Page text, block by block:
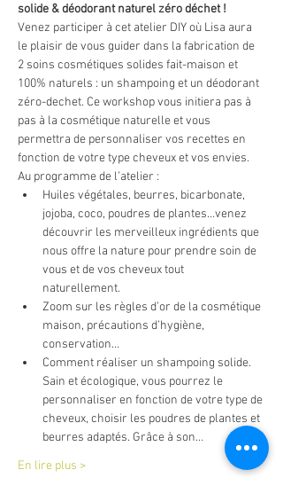
solide & déodorant naturel zéro déchet !
Venez participer à cet atelier DIY où Lisa aura
le plaisir de vous guider dans la fabrication de
2 soins cosmétiques solides fait-maison et
100% naturels : un shampoing et un déodorant
zéro-dechet. Ce workshop vous initiera pas à
pas à la cosmétique naturelle et vous
permettra de personnaliser vos recettes en
fonction de votre type cheveux et vos envies.
Au programme de l’atelier :
Huiles végétales, beurres, bicarbonate,
jojoba, coco, poudres de plantes…venez
découvrir les merveilleux ingrédients que
nous offre la nature pour prendre soin de
vous et de vos cheveux tout
naturellement.
Zoom sur les règles d’or de la cosmétique
maison, précautions d’hygiène,
conservation…
Comment réaliser un shampoing solide.
Sain et écologique, vous pourrez le
personnaliser en fonction de votre type de
cheveux, choisir les poudres de plantes et
beurres adaptés. Grâce à son…
En lire plus >